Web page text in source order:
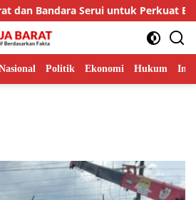
Bandara Serui untuk Perkuat
Politik Ekonomi Hukum